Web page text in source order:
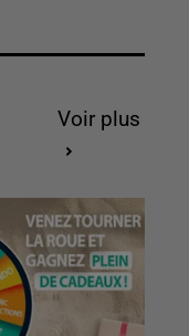
Voir plus